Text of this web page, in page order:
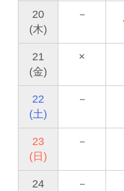
20
(木)
－
21
(金)
×
22
(土)
－
23
(日)
－
24
－